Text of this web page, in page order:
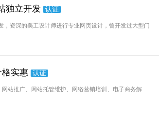
独立开发 认证
资深的美工设计师进行专业网页设计，曾开发过大型门
实惠 认证
站推广、网站托管维护、网络营销培训、电子商务解